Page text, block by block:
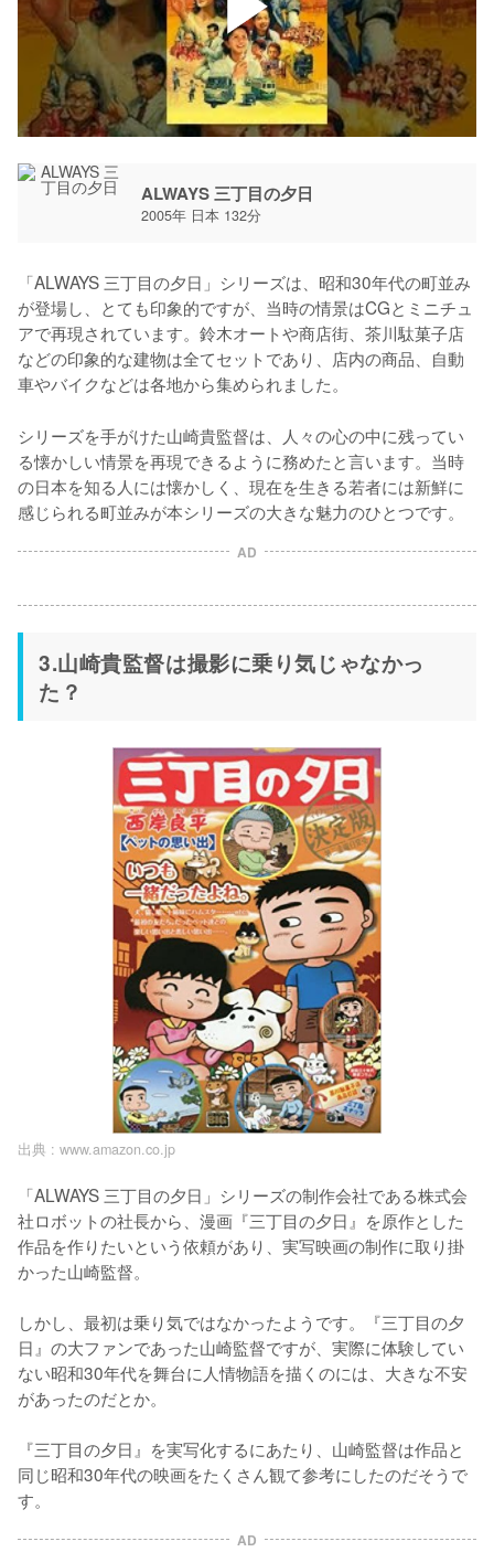
ALWAYS 三丁目の夕日
2005年 日本 132分
「ALWAYS 三丁目の夕日」シリーズは、昭和30年代の町並み
が登場し、とても印象的ですが、当時の情景はCGとミニチュ
アで再現されています。鈴木オートや商店街、茶川駄菓子店
などの印象的な建物は全てセットであり、店内の商品、自動
車やバイクなどは各地から集められました。
シリーズを手がけた山崎貴監督は、人々の心の中に残ってい
る懐かしい情景を再現できるように務めたと言います。当時
の日本を知る人には懐かしく、現在を生きる若者には新鮮に
感じられる町並みが本シリーズの大きな魅力のひとつです。
AD
3.山崎貴監督は撮影に乗り気じゃなかっ
た？
出典 : www.amazon.co.jp
「ALWAYS 三丁目の夕日」シリーズの制作会社である株式会
社ロボットの社長から、漫画『三丁目の夕日』を原作とした
作品を作りたいという依頼があり、実写映画の制作に取り掛
かった山崎監督。
しかし、最初は乗り気ではなかったようです。『三丁目の夕
日』の大ファンであった山崎監督ですが、実際に体験してい
ない昭和30年代を舞台に人情物語を描くのには、大きな不安
があったのだとか。
『三丁目の夕日』を実写化するにあたり、山崎監督は作品と
同じ昭和30年代の映画をたくさん観て参考にしたのだそうで
す。
AD